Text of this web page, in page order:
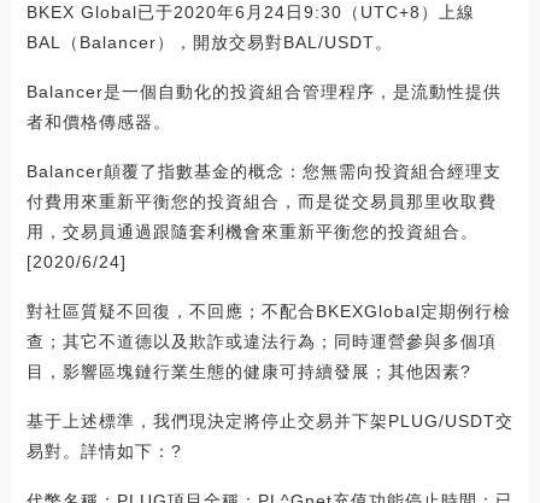
BKEX Global已于2020年6月24日9:30（UTC+8）上線
BAL（Balancer），開放交易對BAL/USDT。
Balancer是一個自動化的投資組合管理程序，是流動性提供
者和價格傳感器。
Balancer顛覆了指數基金的概念：您無需向投資組合經理支
付費用來重新平衡您的投資組合，而是從交易員那里收取費
用，交易員通過跟隨套利機會來重新平衡您的投資組合。
[2020/6/24]
對社區質疑不回復，不回應；不配合BKEXGlobal定期例行檢
查；其它不道德以及欺詐或違法行為；同時運營參與多個項
目，影響區塊鏈行業生態的健康可持續發展；其他因素?
基于上述標準，我們現決定將停止交易并下架PLUG/USDT交
易對。詳情如下：?